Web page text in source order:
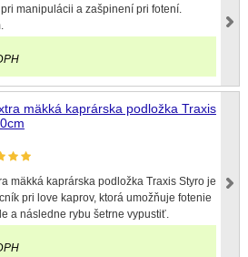
manipulácii a zašpinení pri fotení.
mäkká kaprárska podložka Traxis
mäkká kaprárska podložka Traxis Styro je
pri love kaprov, ktorá umožňuje fotenie
a následne rybu šetrne vypustiť.